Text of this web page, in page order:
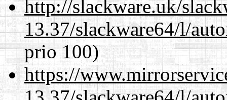
http://slackware.uk/
13.37/slackware64/l/
prio 100)
https://